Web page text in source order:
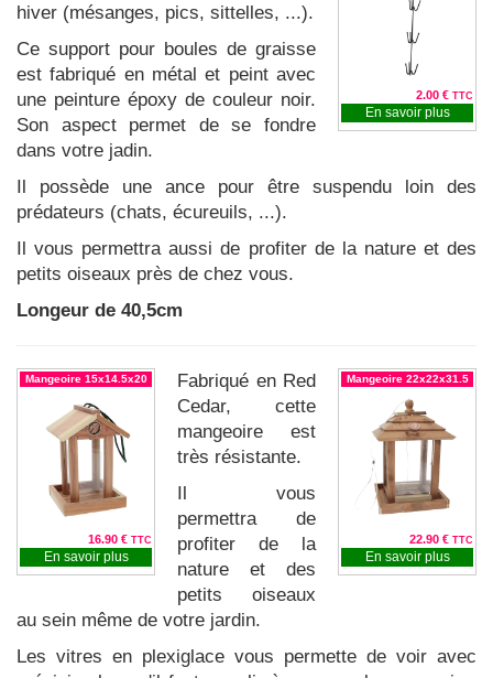
2.00 € TTC
En savoir plus
hiver (mésanges, pics, sittelles, ...).
Ce support pour boules de graisse
est fabriqué en métal et peint avec
une peinture époxy de couleur noir.
Son aspect permet de se fondre
dans votre jadin.
Il possède une ance pour être suspendu loin des
prédateurs (chats, écureuils, ...).
Il vous permettra aussi de profiter de la nature et des
petits oiseaux près de chez vous.
Longeur de 40,5cm
Mangeoire 15x14.5x20
16.90 € TTC
En savoir plus
Mangeoire 22x22x31.5
22.90 € TTC
En savoir plus
Fabriqué en Red
Cedar, cette
mangeoire est
très résistante.
Il vous
permettra de
profiter de la
nature et des
petits oiseaux
au sein même de votre jardin.
Les vitres en plexiglace vous permette de voir avec